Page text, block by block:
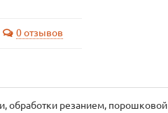
0 отзывов
обработки резанием, порошковой